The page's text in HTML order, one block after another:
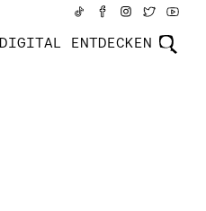
DIGITAL ENTDECKEN